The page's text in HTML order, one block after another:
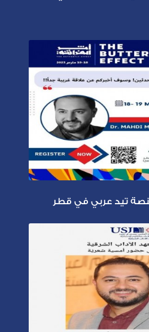
تيد عربي في قطر